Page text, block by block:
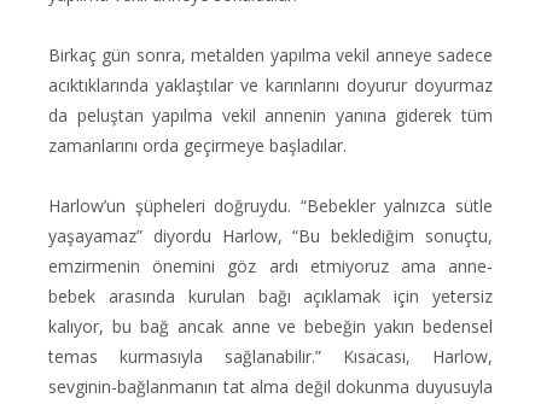
Birkaç gün sonra, metalden yapılma vekil anneye sadece
acıktıklarında yaklaştılar ve karınlarını doyurur doyurmaz
da peluştan yapılma vekil annenin yanına giderek tüm
zamanlarını orda geçirmeye başladılar.
Harlow’un şüpheleri doğruydu. “Bebekler yalnızca sütle
yaşayamaz” diyordu Harlow, “Bu beklediğim sonuçtu,
emzirmenin önemini göz ardı etmiyoruz ama anne-
bebek arasında kurulan bağı açıklamak için yetersiz
kalıyor, bu bağ ancak anne ve bebeğin yakın bedensel
temas kurmasıyla sağlanabilir.” Kısacası, Harlow,
sevginin-bağlanmanın tat alma değil dokunma duyusuyla